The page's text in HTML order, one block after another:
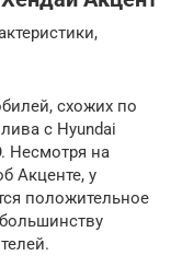
схожих по
с Hyundai
Несмотря на
Акценте, у
положительное